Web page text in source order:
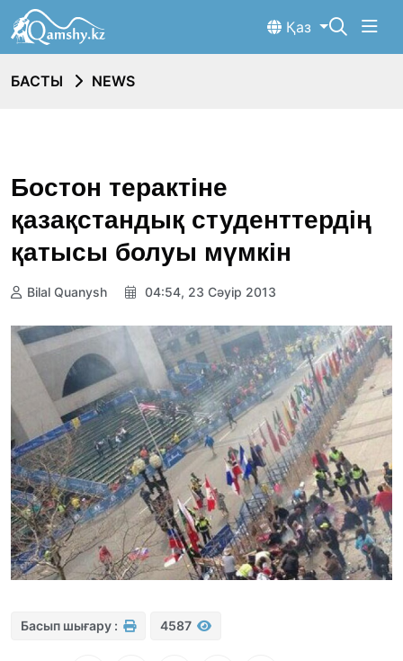
Қаз
БАСТЫ NEWS
Бостон терактіне
қазақстандық студенттердің
қатысы болуы мүмкін
Bilal Quanysh 04:54, 23 Сәуір 2013
Басып шығару : 4587